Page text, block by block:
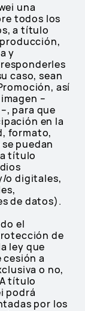
una
todos los
a título
y
caso, sean
así
–
para que
en la
formato,
puedan
título
o digitales,
de datos).
el
de
ley que
a
o no,
título
podrá
por los